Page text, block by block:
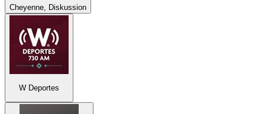
Cheyenne, Diskussion
W Deportes